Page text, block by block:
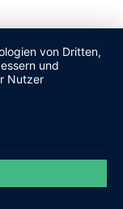
von Dritten,
und
Nutzer